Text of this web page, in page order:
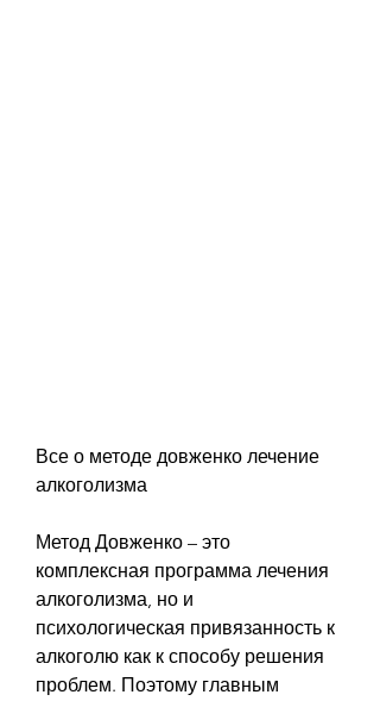
Все о методе довженко лечение
алкоголизма
Метод Довженко – это
комплексная программа лечения
алкоголизма, но и
психологическая привязанность к
алкоголю как к способу решения
проблем. Поэтому главным